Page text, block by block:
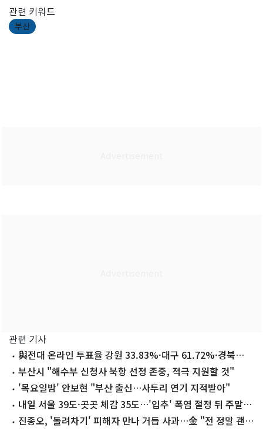
관련 키워드
부산
관련 기사
與전대 온라인 투표율 강원 33.83%·대구 61.72%·경북
60.12%
부산시 "해수부 신청사 북항 선정 존중, 적극 지원할 것"
'목요일밤' 안보현 "부산 출신…사투리 연기 지적받아"
내일 서울 39도·곳곳 체감 35도…'입추' 폭염 절정 뒤 주말
소나기(종합)
진종오, '돌려차기' 피해자 만나 거듭 사과…金 "전 정말 괜찮